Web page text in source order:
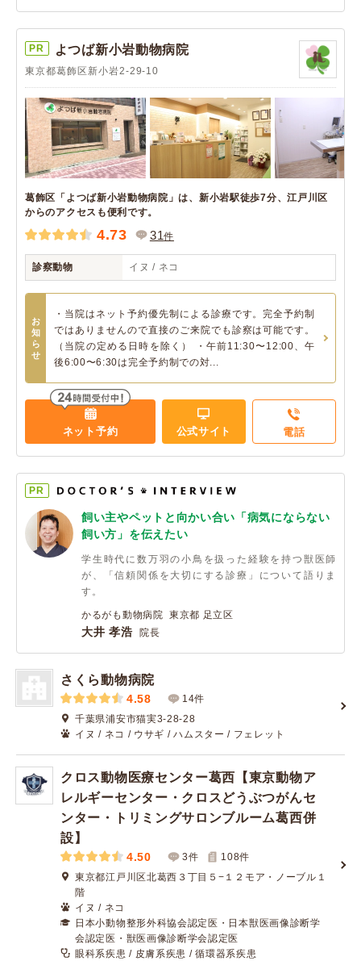
PR よつば新小岩動物病院
東京都葛飾区新小岩2-29-10
葛飾区「よつば新小岩動物病院」は、新小岩駅徒歩7分、江戸川区
からのアクセスも便利です。
4.73 31件
診察動物 イヌ / ネコ
お
知
ら
せ
・当院はネット予約優先制による診療です。完全予約制
ではありませんので直接のご来院でも診察は可能です。
（当院の定める日時を除く） ・午前11:30〜12:00、午
後6:00〜6:30は完全予約制での対...
ネット予約 公式サイト 電話
PR
飼い主やペットと向かい合い「病気にならない
飼い方」を伝えたい
学生時代に数万羽の小鳥を扱った経験を持つ獣医師
が、「信頼関係を大切にする診療」について語りま
す。
かるがも動物病院 東京都 足立区
大井 孝浩 院長
さくら動物病院
4.58
14件
千葉県浦安市猫実3-28-28
イヌ / ネコ / ウサギ / ハムスター / フェレット
クロス動物医療センター葛西【東京動物ア
レルギーセンター・クロスどうぶつがんセ
ンター・トリミングサロンブルーム葛西併
設】
4.50 3件 108件
東京都江戸川区北葛西３丁目５−１２モア・ノーブル１
階
イヌ / ネコ
日本小動物整形外科協会認定医・日本獣医画像診断学
会認定医・獣医画像診断学会認定医
眼科系疾患 / 皮膚系疾患 / 循環器系疾患